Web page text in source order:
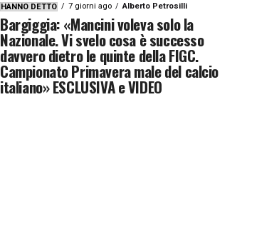
HANNO DETTO 7 giorni ago Alberto Petrosilli
Bargiggia: «Mancini voleva solo la
Nazionale. Vi svelo cosa è successo
davvero dietro le quinte della FIGC.
Campionato Primavera male del calcio
italiano» ESCLUSIVA e VIDEO